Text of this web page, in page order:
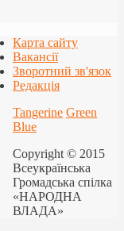
Карта сайту
Вакансії
Зворотний зв'язок
Редакція
Tangerine Green
Blue
Copyright © 2015
Всеукраїнська
Громадська спілка
«НАРОДНА
ВЛАДА»